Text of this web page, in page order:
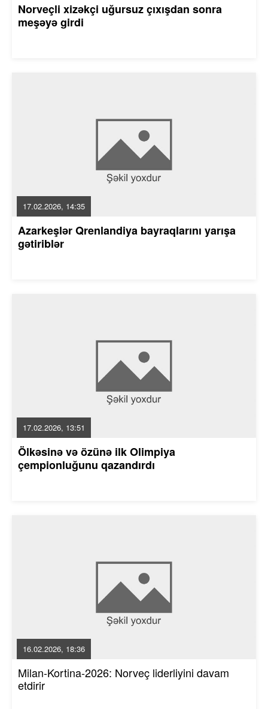
Norveçli xizəkçi uğursuz çıxışdan sonra
meşəyə girdi
17.02.2026, 14:35
Azarkeşlər Qrenlandiya bayraqlarını yarışa
gətiriblər
17.02.2026, 13:51
Ölkəsinə və özünə ilk Olimpiya
çempionluğunu qazandırdı
16.02.2026, 18:36
Milan-Kortina-2026: Norveç liderliyini davam
etdirir